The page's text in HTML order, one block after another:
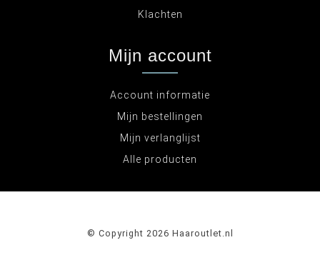
Klachten
Mijn account
Account informatie
Mijn bestellingen
Mijn verlanglijst
Alle producten
© Copyright 2026 Haaroutlet.nl